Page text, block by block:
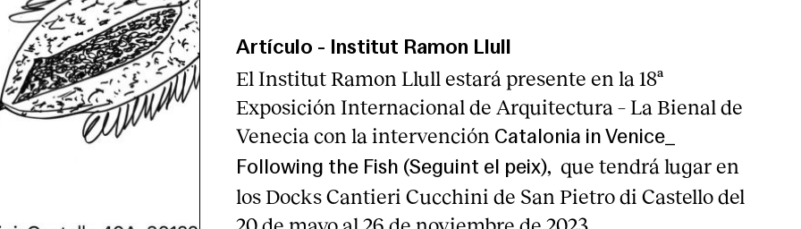
Artículo - Institut Ramon Llull
El Institut Ramon Llull estará presente en la 18ª
Exposición Internacional de Arquitectura – La Bienal de
Venecia con la intervención Catalonia in Venice_
Following the Fish (Seguint el peix), que tendrá lugar en
los Docks Cantieri Cucchini de San Pietro di Castello del